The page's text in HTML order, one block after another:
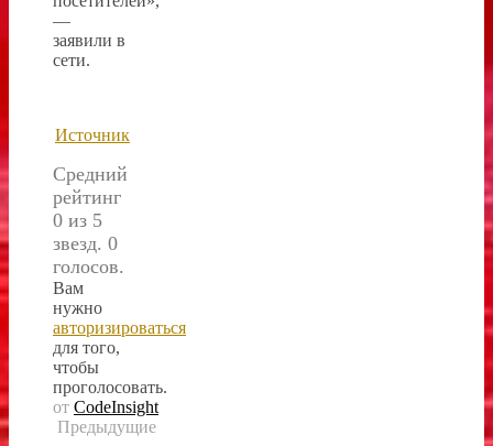
—
заявили в
сети.
Источник
Средний
рейтинг
0 из 5
звезд. 0
голосов.
Вам
нужно
авторизироваться
для того,
чтобы
проголосовать.
от CodeInsight
Предыдущие